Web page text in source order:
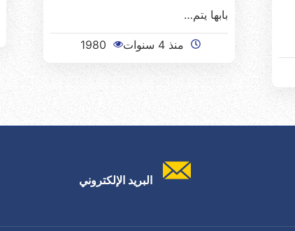
بابها يتم…
منذ 4 سنوات 1980
البريد الإلكتروني